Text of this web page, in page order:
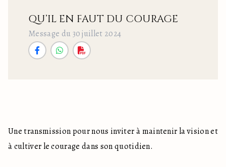
QU’IL EN FAUT DU COURAGE
Message du 30 juillet 2024
Une transmission pour nous inviter à maintenir la vision et
à cultiver le courage dans son quotidien.